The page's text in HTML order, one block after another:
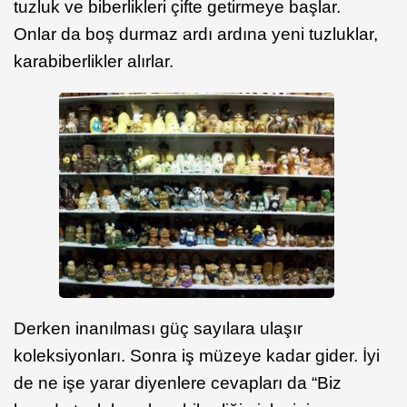
tuzluk ve biberlikleri çifte getirmeye başlar.
Onlar da boş durmaz ardı ardına yeni tuzluklar,
karabiberlikler alırlar.
Derken inanılması güç sayılara ulaşır
koleksiyonları. Sonra iş müzeye kadar gider. İyi
de ne işe yarar diyenlere cevapları da “Biz